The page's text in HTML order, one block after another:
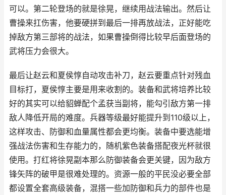
可以。第二轮登场的就是徐晃，继续用战法输出。然后让
曹操来扛伤害，他要硬拼到最后一排再放战法，正好能吃
掉敌方第三部将的战法，如果曹操倒得比较早后面登场的
武将压力会很大。
最后让赵云和夏侯惇自动攻击补刀，赵云要重点针对残血
目标打，夏侯惇主要是用来收割的。装备和武将培养比较
好的其实可以给貂蝉配个孟获当副将，能勾引敌方第一排
敌人降低开局的难度。兵器等级最好能提升到110级以上，
这样攻击、防御和血量属性都会更均衡。装备中要选能增
强战法伤害和生存能力的，随机紫色装备搭配夜光杯就很
使用。打红将徐晃副本那么防御装备会更关键，因为敌方
锋矢阵的破甲是很难处理的。资源一般的平民没必要全部
都设置全套高级装备，混搭一些加防御和兵力的部件也是